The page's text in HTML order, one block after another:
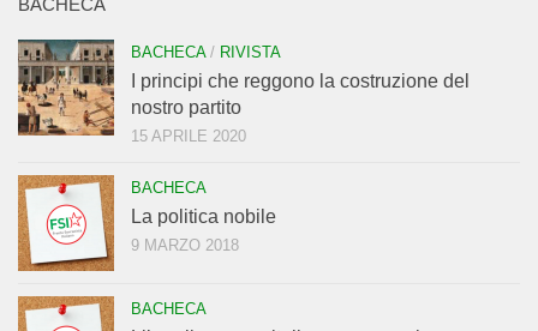
BACHECA
BACHECA/ RIVISTA
I principi che reggono la costruzione del
nostro partito
15 APRILE 2020
BACHECA
La politica nobile
9 MARZO 2018
BACHECA